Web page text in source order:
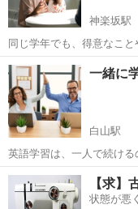
神楽坂駅
同じ学年でも、得意なこと
います。 だからこそ、全員に同じ授業をするのではなく、一人ひとり
に合わせた指導が大切だと私たち
は、現在のレベルや目標、...
東京 文京区 神楽坂
一緒に
白山駅
英語学習は、一人で続けるのが意
があっても、途中でモチ
ている気がする」と感じたりする
教えるだけではなく、人...
東京 文京区 白山駅
【求】
状態が悪